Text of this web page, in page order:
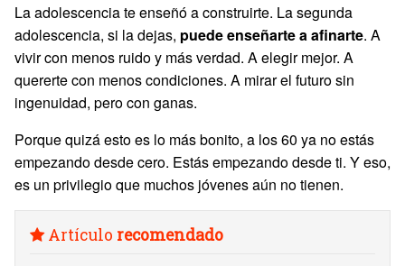
La adolescencia te enseñó a construirte. La segunda
adolescencia, si la dejas, puede enseñarte a afinarte. A
vivir con menos ruido y más verdad. A elegir mejor. A
quererte con menos condiciones. A mirar el futuro sin
ingenuidad, pero con ganas.
Porque quizá esto es lo más bonito, a los 60 ya no estás
empezando desde cero. Estás empezando desde ti. Y eso,
es un privilegio que muchos jóvenes aún no tienen.
Artículo recomendado